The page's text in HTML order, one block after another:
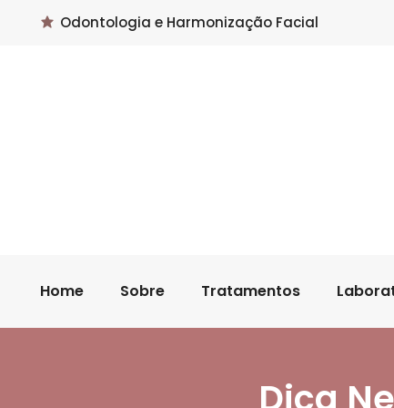
Odontologia e Harmonização Facial
Home Sobre Tratamentos